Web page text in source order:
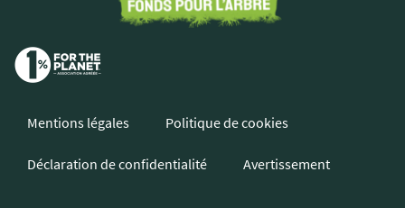
Mentions légales Politique de cookies
Déclaration de confidentialité Avertissement